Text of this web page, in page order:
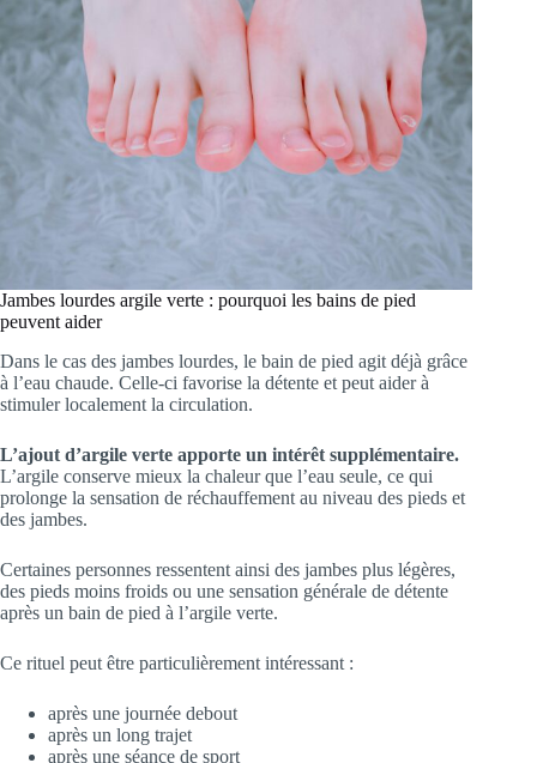
Jambes lourdes argile verte : pourquoi les bains de pied
peuvent aider
Dans le cas des jambes lourdes, le bain de pied agit déjà grâce
à l’eau chaude. Celle-ci favorise la détente et peut aider à
stimuler localement la circulation.
L’ajout d’argile verte apporte un intérêt supplémentaire.
L’argile conserve mieux la chaleur que l’eau seule, ce qui
prolonge la sensation de réchauffement au niveau des pieds et
des jambes.
Certaines personnes ressentent ainsi des jambes plus légères,
des pieds moins froids ou une sensation générale de détente
après un bain de pied à l’argile verte.
Ce rituel peut être particulièrement intéressant :
après une journée debout
après un long trajet
après une séance de sport